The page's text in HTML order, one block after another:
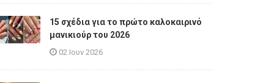
15 σχέδια για το πρώτο καλοκαιρινό
μανικιούρ του 2026
02 Ιουν 2026